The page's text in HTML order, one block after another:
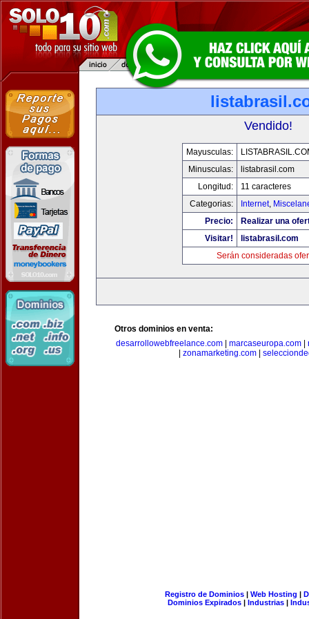
Vendido!
Mayusculas:
Minusculas:
listabrasil.com
Longitud:
11 caracteres
Categorias:
Internet,
Precio:
Realizar una
Visitar!
listabrasil.com
Serán consideradas
Otros dominios en venta:
desarrollowebfreelance.com| marcaseuropa.com|
zonamarketing.com
Registro de Dominios| Web Hosting |
Dominios Expirados | Industrias |